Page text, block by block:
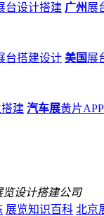
台设计搭建 广州展
台搭建设计 美国 展
建 汽车展黄片
展览知识百科 北京